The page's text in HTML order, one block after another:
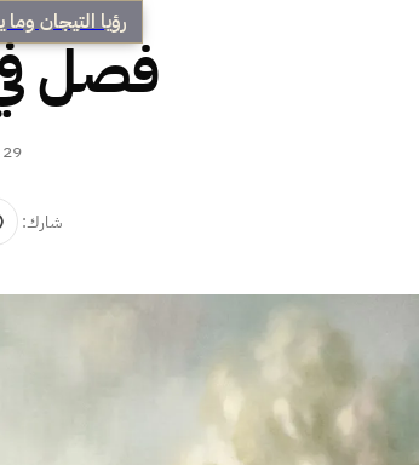
رؤيا التيجان
فصل
29 سبتمبر، 2019
شارك: